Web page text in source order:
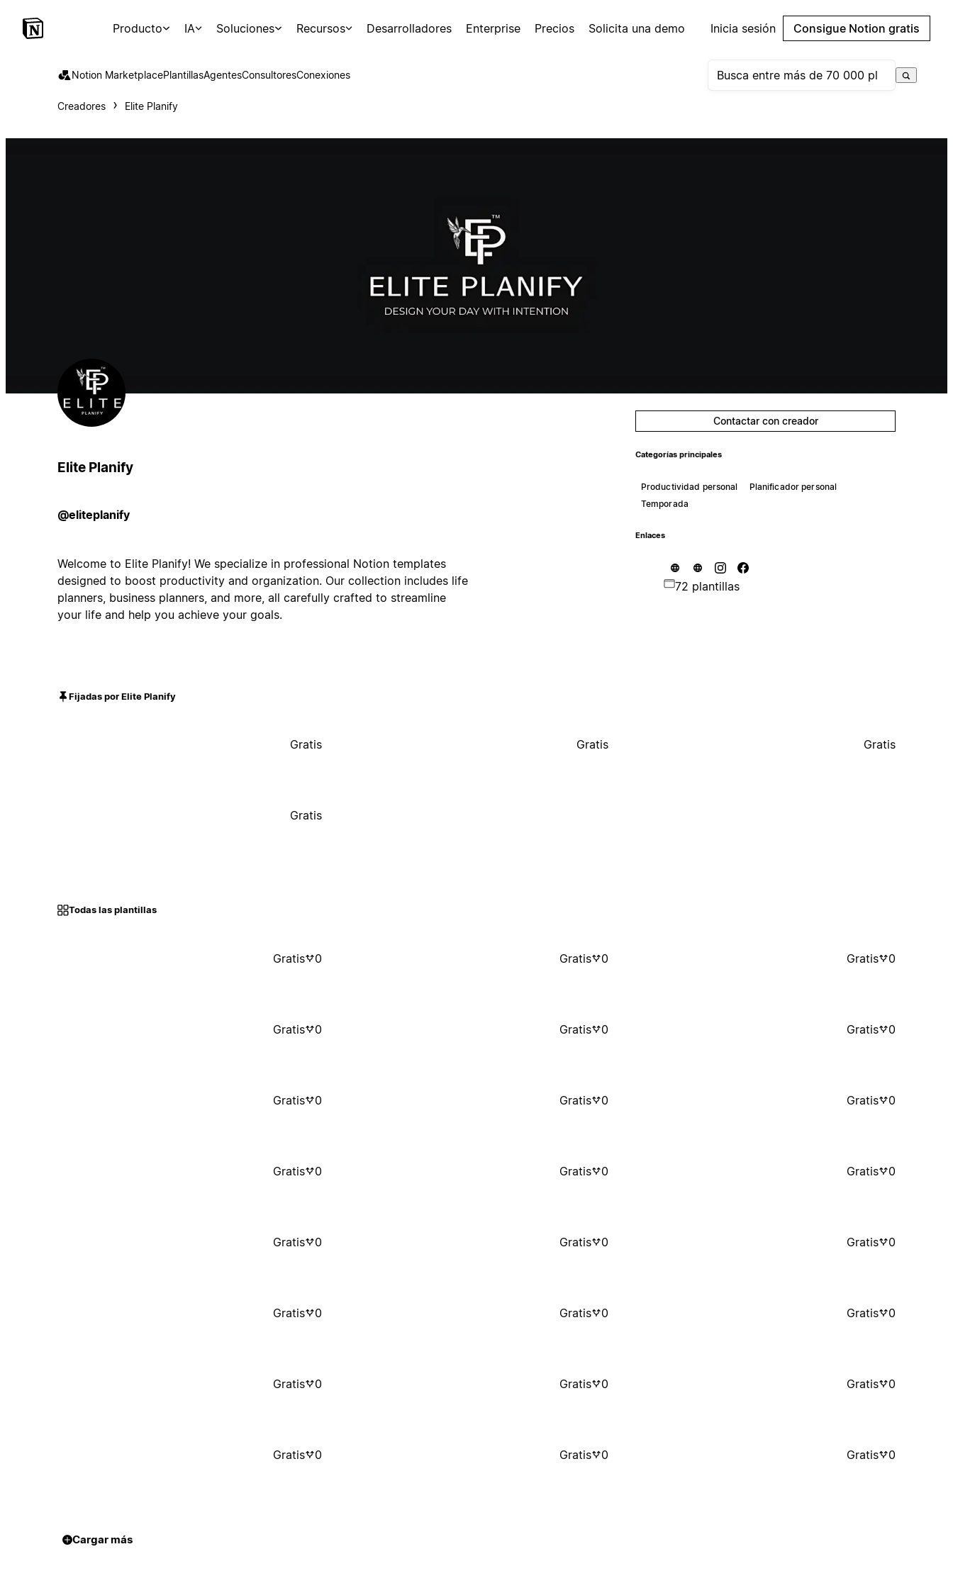
Producto IA Soluciones Recursos Desarrolladores Enterprise Precios Solicita una demo Inicia sesión Consigue Notion gratis
Notion MarketplacePlantillasAgentesConsultoresConexiones
Creadores Elite Planify
Elite Planify
@eliteplanify
Welcome to Elite Planify! We specialize in professional Notion templates
designed to boost productivity and organization. Our collection includes life
planners, business planners, and more, all carefully crafted to streamline
your life and help you achieve your goals.
Contactar con creador
Categorías principales
Productividad personal
Planificador personal
Temporada
Enlaces
72 plantillas
Fijadas por Elite Planify
Gratis Gratis Gratis
Gratis
Todas las plantillas
Gratis 0 Gratis 0 Gratis 0
Gratis 0 Gratis 0 Gratis 0
Gratis 0 Gratis 0 Gratis 0
Gratis 0 Gratis 0 Gratis 0
Gratis 0 Gratis 0 Gratis 0
Gratis 0 Gratis 0 Gratis 0
Gratis 0 Gratis 0 Gratis 0
Gratis 0 Gratis 0 Gratis 0
Cargar más